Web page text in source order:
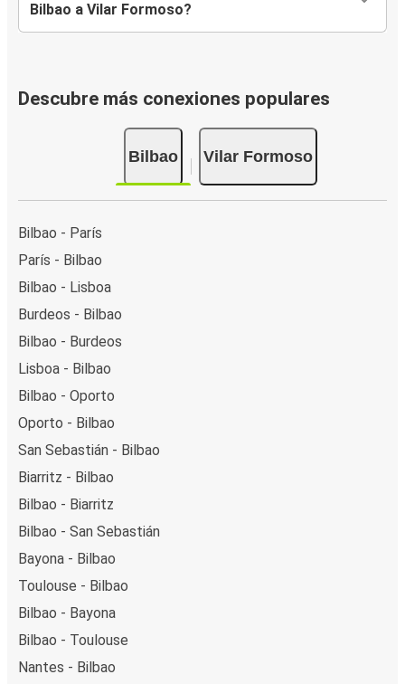
Bilbao a Vilar Formoso?
Descubre más conexiones populares
Bilbao Vilar Formoso
Bilbao - París
París - Bilbao
Bilbao - Lisboa
Burdeos - Bilbao
Bilbao - Burdeos
Lisboa - Bilbao
Bilbao - Oporto
Oporto - Bilbao
San Sebastián - Bilbao
Biarritz - Bilbao
Bilbao - Biarritz
Bilbao - San Sebastián
Bayona - Bilbao
Toulouse - Bilbao
Bilbao - Bayona
Bilbao - Toulouse
Nantes - Bilbao